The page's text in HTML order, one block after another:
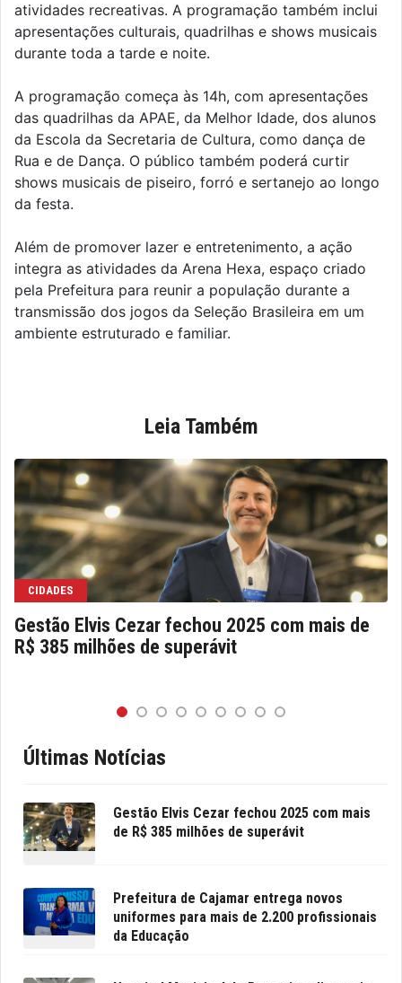
atividades recreativas. A programação também inclui
apresentações culturais, quadrilhas e shows musicais
durante toda a tarde e noite.
A programação começa às 14h, com apresentações
das quadrilhas da APAE, da Melhor Idade, dos alunos
da Escola da Secretaria de Cultura, como dança de
Rua e de Dança. O público também poderá curtir
shows musicais de piseiro, forró e sertanejo ao longo
da festa.
Além de promover lazer e entretenimento, a ação
integra as atividades da Arena Hexa, espaço criado
pela Prefeitura para reunir a população durante a
transmissão dos jogos da Seleção Brasileira em um
ambiente estruturado e familiar.
Leia Também
CIDADES
Gestão Elvis Cezar fechou 2025 com mais de
R$ 385 milhões de superávit
Últimas Notícias
Gestão Elvis Cezar fechou 2025 com mais
de R$ 385 milhões de superávit
Prefeitura de Cajamar entrega novos
uniformes para mais de 2.200 profissionais
da Educação